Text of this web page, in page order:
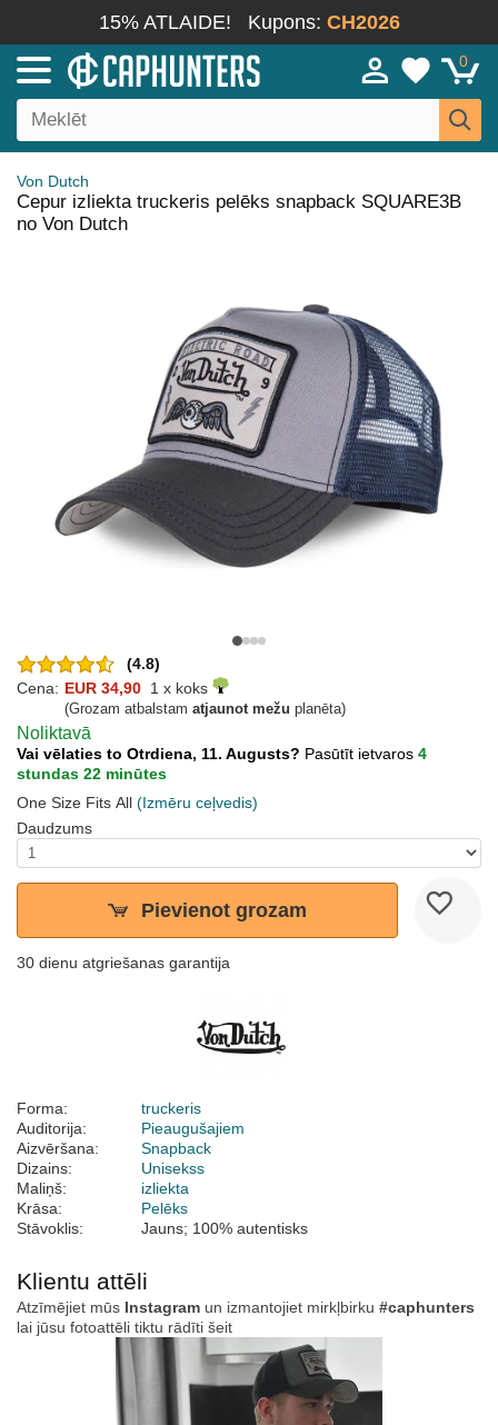
15% ATLAIDE! Kupons: CH2026
0
Von Dutch
Cepur izliekta truckeris pelēks snapback SQUARE3B
no Von Dutch
(4.8)
Cena: EUR 34,90 1 x koks
(Grozam atbalstam atjaunot mežu planēta)
Noliktavā
Vai vēlaties to Otrdiena, 11. Augusts? Pasūtīt ietvaros 4
stundas 22 minūtes
One Size Fits All (Izmēru ceļvedis)
Daudzums
Pievienot grozam
30 dienu atgriešanas garantija
Forma:
truckeris
Auditorija:
Pieaugušajiem
Aizvēršana:
Snapback
Dizains:
Unisekss
Maliņš:
izliekta
Krāsa:
Pelēks
Stāvoklis:
Jauns; 100% autentisks
Klientu attēli
Atzīmējiet mūs Instagram un izmantojiet mirkļbirku #caphunters
lai jūsu fotoattēli tiktu rādīti šeit